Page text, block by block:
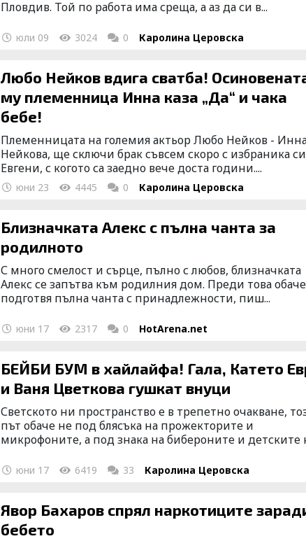
Пловдив. Той по работа има среща, а аз да си в...
юли 09 3024 0 Каролина Церовска
Любо Нейков вдига сватба!
му племенница Инна каза „Да“ и чака
бебе!
Племенницата на големия актьор Любо Нейков -
Нейкова, ще сключи брак съвсем скоро с избраника си
Евгени, с когото са заедно вече доста години....
юни 23 4445 0 Каролина Церовска
Близначката Алекс с пълна чанта за
родилното
С много смелост и сърце, пълно с любов, близначката
Алекс се запътва към родилния дом. Преди това
подготвя пълна чанта с принадлежности, пиш...
юни 17 2317 0 HotArena.net
БЕЙБИ БУМ в хайлайфа! Гала, Катето
и Ваня Цветкова гушкат внуци
Светското ни пространство е в трепетно очакване,
път обаче не под блясъка на прожекторите и
микрофоните, а под знака на бибероните и детските
юни 17 6419 33 Каролина Церовска
Явор Бахаров спрял наркотиците заради
бебето